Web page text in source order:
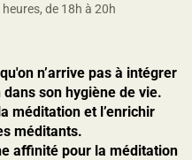
heures, de 18h à 20h
n’arrive pas à intégrer
son hygiène de vie.
méditation et l’enrichir
méditants.
affinité pour la méditation